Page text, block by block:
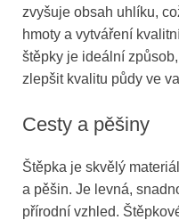
zvyšuje obsah uhlíku,
hmoty a vytváření
štěpky je ideální
zlepšit kvalitu půdy ve
Cesty a pěšiny
Štěpka je skvělý
a pěšin. Je levná,
přírodní vzhled.